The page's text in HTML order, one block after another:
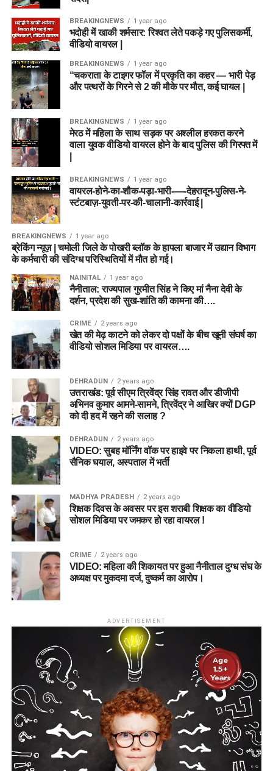
BREAKINGNEWS 1 year ago
भदोही में खाकी शर्मसार: रिश्वत लेते पकड़े गए पुलिसकर्मी,
वीडियो वायरल |
BREAKINGNEWS 1 year ago
“चकराता के टाइगर फॉल में प्रकृति का कहर — भारी पेड़
और पत्थरों के गिरने से 2 की मौके पर मौत, कई घायल |
BREAKINGNEWS 1 year ago
मेरठ में महिला के साथ सड़क पर अश्लील हरकत करने
वाला युवक वीडियो वायरल होने के बाद पुलिस की गिरफ्त में
BREAKINGNEWS 1 year ago
वायरल-होने-का-शौक-पड़ा-भारी-—-देहरादून-पुलिस-ने-
स्टंटबाज़-युवती-पर-की-चालानी-कार्रवाई |
BREAKINGNEWS 1 year ago
ब्रेकिंग न्यूज़ | चमोली जिले के पोखरी ब्लॉक के हापला बाजार में उद्यान विभाग
के कर्मचारी की संदिग्ध परिस्थितियों में मौत हो गई।
NAINITAL 1 year ago
नैनीताल: राज्यपाल गुरमीत सिंह ने किए मां नैना देवी के
दर्शन, प्रदेश की सुख-शांति की कामना की….
CRIME 2 years ago
खेत की मेढ़ काटने को लेकर दो पक्षों के बीच खूनी संघर्ष का
वीडियो सोशल मिडिया पर वायरल….
DEHRADUN 2 years ago
उत्तराखंड: पूर्व सीएम त्रिवेंद्र सिंह रावत और डीजीपी
अभिनव कुमार आमने-सामने, त्रिवेंद्र ने आखिर क्यों DGP
को दी हद में रहने की सलाह ?
DEHRADUN 2 years ago
VIDEO: सुबह मॉर्निंग वॉक पर हाइवे पर निकला हाथी, पूर्व
सैनिक घयाल, अस्पताल में भर्ती
MADHYA PRADESH 2 years ago
शिक्षक दिवस के अवसर पर इस शराबी शिक्षक का वीडियो
सोशल मिडिया पर जमकर हो रहा वायरल !
CRIME 2 years ago
VIDEO: महिला की शिकायत पर हुआ नैनीताल दुग्ध संघ के
अध्यक्ष पर मुकदमा दर्ज, दुष्कर्म का आरोप।
ADVERTISEMENT